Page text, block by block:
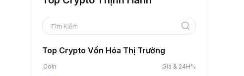
Tìm Kiếm
Top Crypto Vốn Hóa Thị Trường
Coin Giá & 24H%